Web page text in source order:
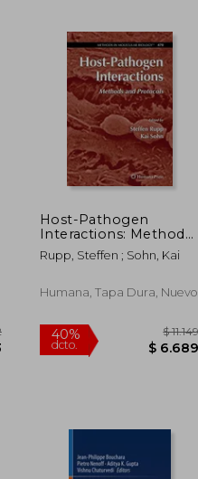
$ 13.959
$ 8.376
40%
dcto.
Host-Pathogen
Interactions: Methods
and Protocols (en
Inglés)
Rupp, Steffen ; Sohn, Kai
Humana, Tapa Dura, Nuevo